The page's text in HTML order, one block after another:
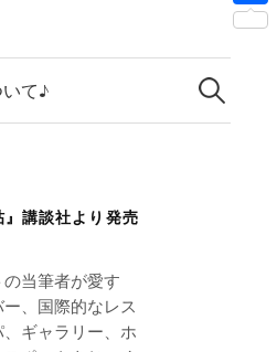
て♪
検
索:
講談社より発売
当筆者が愛す
、国際的なレス
ギャラリー、ホ
e
i
共